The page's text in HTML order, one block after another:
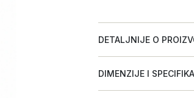
DETALJNIJE O
DIMENZIJE I